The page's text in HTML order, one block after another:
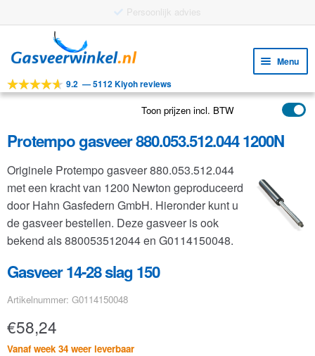
Gratis verzending vanaf €25
door
navigatie
naar
inhoud
Menu
Tools
Toepassingen
Klantenservice
FAQ
9.2 —5112 Kiyoh reviews
Toon prijzen incl. BTW
Protempo gasveer 880.053.512.044 1200N
Originele Protempo gasveer 880.053.512.044
met een kracht van 1200 Newton geproduceerd
door Hahn Gasfedern GmbH. Hieronder kunt u
de gasveer bestellen. Deze gasveer is ook
bekend als 880053512044 en G0114150048.
Gasveer 14-28 slag 150
Artikelnummer: G0114150048
€58,24
Vanaf week 34 weer leverbaar